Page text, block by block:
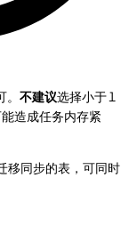
不建议选择小于 1
造成任务内存紧
移同步的表，可同时